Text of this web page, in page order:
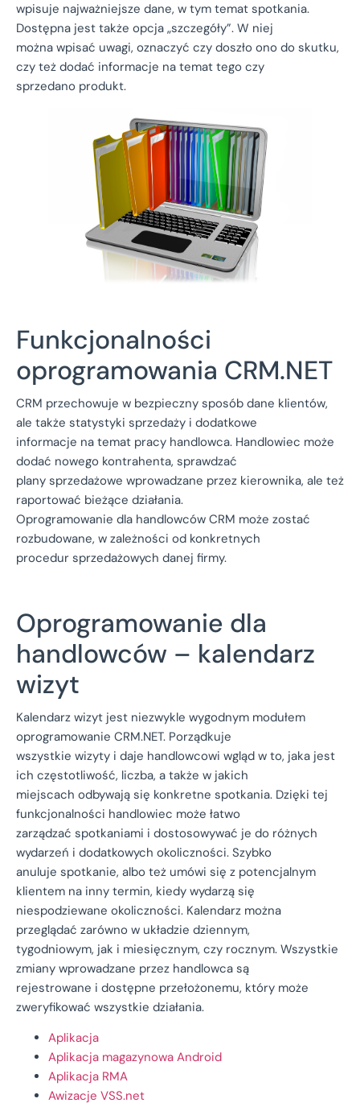
wpisuje najważniejsze dane, w tym temat spotkania.
Dostępna jest także opcja „szczegóły”. W niej
można wpisać uwagi, oznaczyć czy doszło ono do skutku,
czy też dodać informacje na temat tego czy
sprzedano produkt.
Funkcjonalności
oprogramowania CRM.NET
CRM przechowuje w bezpieczny sposób dane klientów,
ale także statystyki sprzedaży i dodatkowe
informacje na temat pracy handlowca. Handlowiec może
dodać nowego kontrahenta, sprawdzać
plany sprzedażowe wprowadzane przez kierownika, ale też
raportować bieżące działania.
Oprogramowanie dla handlowców CRM może zostać
rozbudowane, w zależności od konkretnych
procedur sprzedażowych danej firmy.
Oprogramowanie dla
handlowców – kalendarz
wizyt
Kalendarz wizyt jest niezwykle wygodnym modułem
oprogramowanie CRM.NET. Porządkuje
wszystkie wizyty i daje handlowcowi wgląd w to, jaka jest
ich częstotliwość, liczba, a także w jakich
miejscach odbywają się konkretne spotkania. Dzięki tej
funkcjonalności handlowiec może łatwo
zarządzać spotkaniami i dostosowywać je do różnych
wydarzeń i dodatkowych okoliczności. Szybko
anuluje spotkanie, albo też umówi się z potencjalnym
klientem na inny termin, kiedy wydarzą się
niespodziewane okoliczności. Kalendarz można
przeglądać zarówno w układzie dziennym,
tygodniowym, jak i miesięcznym, czy rocznym. Wszystkie
zmiany wprowadzane przez handlowca są
rejestrowane i dostępne przełożonemu, który może
zweryfikować wszystkie działania.
Aplikacja
Aplikacja magazynowa Android
Aplikacja RMA
Awizacje VSS.net